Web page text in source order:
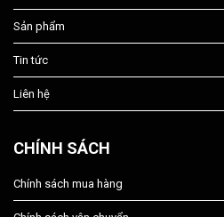
Sản phẩm
Tin tức
Liên hệ
CHÍNH SÁCH
Chính sách mua hàng